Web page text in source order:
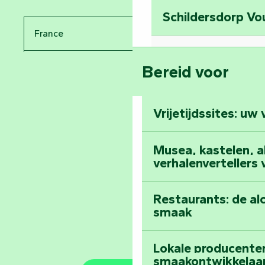
Abdij van
Klim naar de top
Schildersdorp
Al het dagboek
Bereid voor
Vrijetijdssites: uw
Musea, kastelen,
verhalenvertellers
Restaurants: de
smaak
Lokale
France